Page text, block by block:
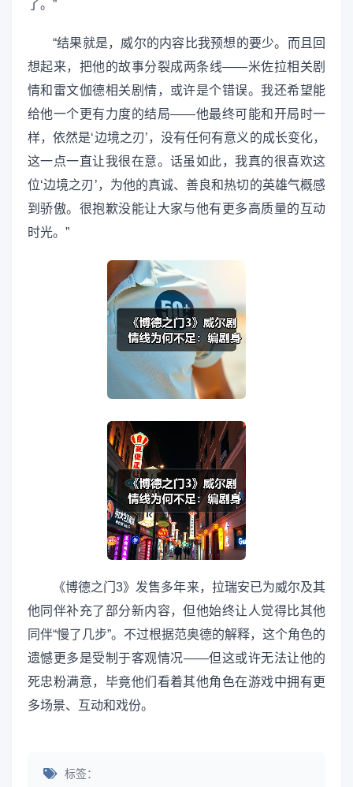
了。”
“结果就是，威尔的内容比我预想的要少。而且回
想起来，把他的故事分裂成两条线——米佐拉相关剧
情和雷文伽德相关剧情，或许是个错误。我还希望能
给他一个更有力度的结局——他最终可能和开局时一
样，依然是‘边境之刃’，没有任何有意义的成长变化，
这一点一直让我很在意。话虽如此，我真的很喜欢这
位‘边境之刃’，为他的真诚、善良和热切的英雄气概感
到骄傲。很抱歉没能让大家与他有更多高质量的互动
时光。”
《博德之门3》发售多年来，拉瑞安已为威尔及其
他同伴补充了部分新内容，但他始终让人觉得比其他
同伴“慢了几步”。不过根据范奥德的解释，这个角色的
遗憾更多是受制于客观情况——但这或许无法让他的
死忠粉满意，毕竟他们看着其他角色在游戏中拥有更
多场景、互动和戏份。
标签：